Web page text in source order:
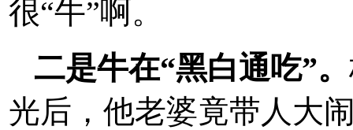
很“牛”啊。
二是牛在“黑白通吃”。
光后，他老婆竟带人大